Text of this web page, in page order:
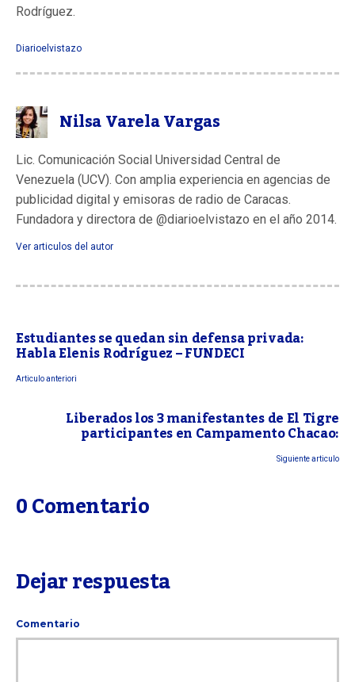
Rodríguez.
Diarioelvistazo
Nilsa Varela Vargas
Lic. Comunicación Social Universidad Central de
Venezuela (UCV). Con amplia experiencia en agencias de
publicidad digital y emisoras de radio de Caracas.
Fundadora y directora de @diarioelvistazo en el año 2014.
Ver articulos del autor
Estudiantes se quedan sin defensa privada:
Habla Elenis Rodríguez – FUNDECI
Articulo anteriori
Liberados los 3 manifestantes de El Tigre
participantes en Campamento Chacao:
Siguiente articulo
0 Comentario
Dejar respuesta
Comentario